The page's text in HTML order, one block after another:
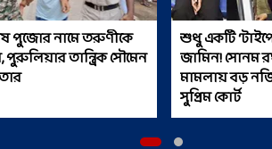
পুজোর নামে তরুণীকে
পুরুলিয়ার তান্ত্রিক সৌমেন
শুধু একটি
জামিন! সোনম
মামলায় বড়
সুপ্রিম কোর্ট